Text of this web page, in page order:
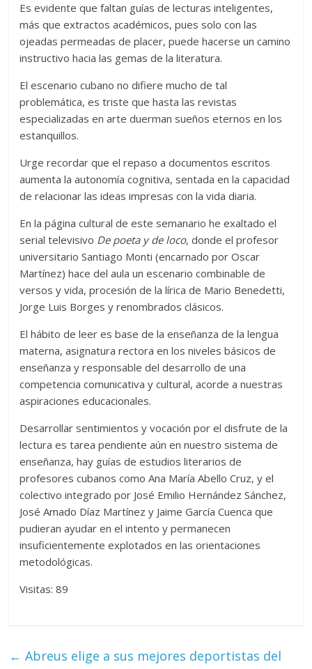
Es evidente que faltan guías de lecturas inteligentes,
más que extractos académicos, pues solo con las
ojeadas permeadas de placer, puede hacerse un camino
instructivo hacia las gemas de la literatura.
El escenario cubano no difiere mucho de tal
problemática, es triste que hasta las revistas
especializadas en arte duerman sueños eternos en los
estanquillos.
Urge recordar que el repaso a documentos escritos
aumenta la autonomía cognitiva, sentada en la capacidad
de relacionar las ideas impresas con la vida diaria.
En la página cultural de este semanario he exaltado el
serial televisivo De poeta y de loco, donde el profesor
universitario Santiago Monti (encarnado por Oscar
Martínez) hace del aula un escenario combinable de
versos y vida, procesión de la lírica de Mario Benedetti,
Jorge Luis Borges y renombrados clásicos.
El hábito de leer es base de la enseñanza de la lengua
materna, asignatura rectora en los niveles básicos de
enseñanza y responsable del desarrollo de una
competencia comunicativa y cultural, acorde a nuestras
aspiraciones educacionales.
Desarrollar sentimientos y vocación por el disfrute de la
lectura es tarea pendiente aún en nuestro sistema de
enseñanza, hay guías de estudios literarios de
profesores cubanos como Ana María Abello Cruz, y el
colectivo integrado por José Emilio Hernández Sánchez,
José Amado Díaz Martínez y Jaime García Cuenca que
pudieran ayudar en el intento y permanecen
insuficientemente explotados en las orientaciones
metodológicas.
Visitas: 89
← Abreus elige a sus mejores deportistas del